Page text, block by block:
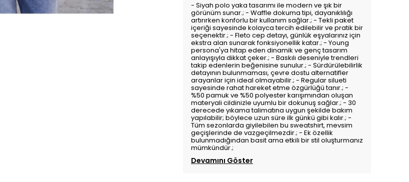
- Siyah polo yaka tasarımı ile modern ve şık bir
görünüm sunar.; - Waffle dokuma tipi, dayanıklılığı
artırırken konforlu bir kullanım sağlar.; - Tekli paket
içeriği sayesinde kolayca tercih edilebilir ve pratik bir
seçenektir.; - Fleto cep detayı, günlük eşyalarınız için
ekstra alan sunarak fonksiyonellik katar.; - Young
persona'ya hitap eden dinamik ve genç tasarım
anlayışıyla dikkat çeker.; - Baskılı deseniyle trendleri
takip edenlerin beğenisine sunulur.; - Sürdürülebilirlik
detayının bulunmaması, çevre dostu alternatifler
arayanlar için ideal olmayabilir.; - Regular silueti
sayesinde rahat hareket etme özgürlüğü tanır.; -
%50 pamuk ve %50 polyester karışımından oluşan
materyali cildinizle uyumlu bir dokunuş sağlar.; - 30
derecede yıkama talimatına uygun şekilde bakım
yapılabilir; böylece uzun süre ilk günkü gibi kalır.; -
Tüm sezonlarda giyilebilen bu sweatshirt, mevsim
geçişlerinde de vazgeçilmezdir.; - Ek özellik
bulunmadığından basit ama etkili bir stil oluşturmanız
mümkündür.;
Devamını Göster